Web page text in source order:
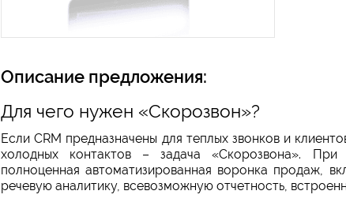
Описание предложения:
Для чего нужен «Скорозвон»?
Если CRM предназначены для теплых звонков и
холодных контактов – задача «Скорозвона». При
полноценная автоматизированная воронка продаж,
речевую аналитику, всевозможную отчетность,